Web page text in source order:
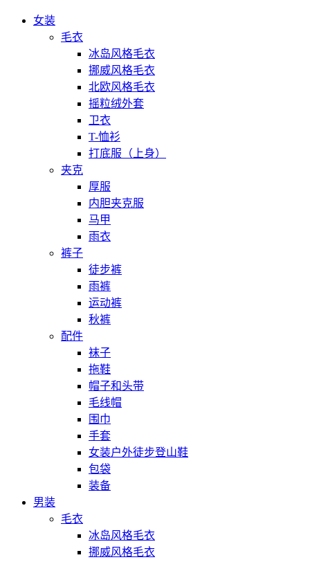
女装
毛衣
冰岛风格毛衣
挪威风格毛衣
北欧风格毛衣
摇粒绒外套
卫衣
T-恤衫
打底服（上身）
夹克
厚服
内胆夹克服
马甲
雨衣
裤子
徒步裤
雨裤
运动裤
秋裤
配件
袜子
拖鞋
帽子和头带
毛线帽
围巾
手套
女装户外徒步登山鞋
包袋
装备
男装
毛衣
冰岛风格毛衣
挪威风格毛衣